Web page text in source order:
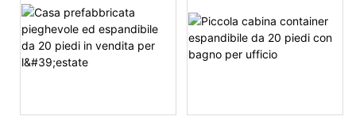
transizione fluida tra relax
residenziale e ufficio.
essere trasportabili ed
espandibili, queste case
prefabbricate offrono una
stile di vita lussuoso e